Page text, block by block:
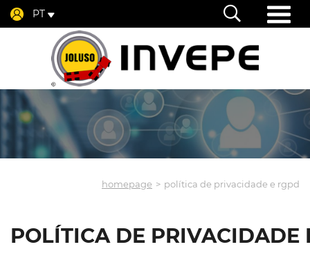
PT
homepage política de privacidade e rgpd
POLÍTICA DE PRIVACIDADE